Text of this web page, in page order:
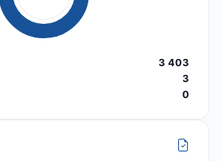
3 403
3
0